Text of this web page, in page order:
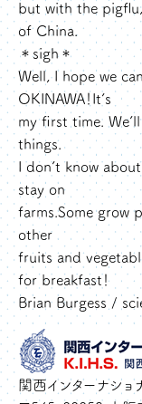
but with the
of China.
＊sigh＊
Well, I hope we
OKINAWA！It’s
my first time.
things.
I don’t know
stay on
farms.Some grow
other
fruits and
for breakfast！
Brian Burgess /
関西インターナショ